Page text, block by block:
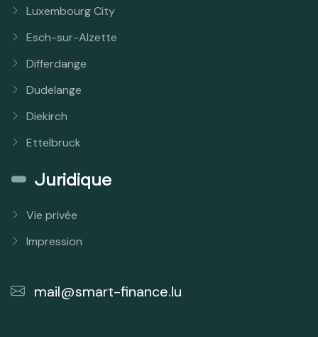
Luxembourg City
Esch-sur-Alzette
Differdange
Dudelange
Diekirch
Ettelbruck
Juridique
Vie privée
Impression
mail@smart-finance.lu